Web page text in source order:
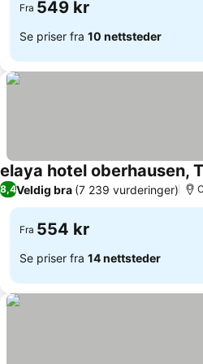
Fra 549 kr
Se priser fra 10 nettsteder
elaya hotel oberhausen,
8,4Veldig bra (7 239 vurderinger)
Fra 554 kr
Se priser fra 14 nettsteder